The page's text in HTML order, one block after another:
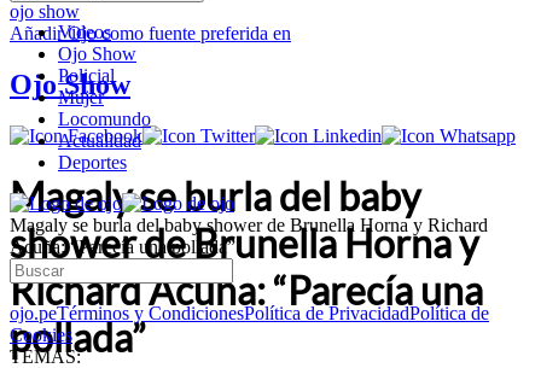
Videos
Ojo Show
Policial
Mujer
Locomundo
Actualidad
Deportes
Magaly se burla del baby shower de Brunella Horna y Richard
Acuña: “Parecía una pollada”
ojo.peTérminos y CondicionesPolítica de PrivacidadPolítica de
Cookies
TEMAS:
ojo show
AñadirOjocomo fuente preferida en
Ojo Show
Magaly se burla del baby
shower de Brunella Horna y
Richard Acuña: “Parecía una
pollada”